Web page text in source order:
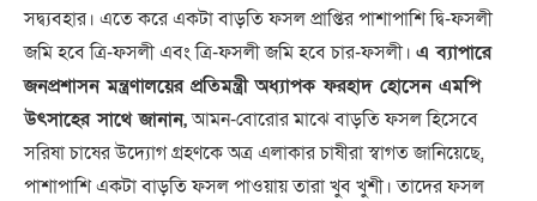
সদ্ব্যবহার। এতে করে একটা বাড়তি ফসল প্রাপ্তির পাশাপাশি দ্বি-ফসলী
জমি হবে ত্রি-ফসলী এবং ত্রি-ফসলী জমি হবে চার-ফসলী। এ ব্যাপারে
জনপ্রশাসন মন্ত্রণালয়ের প্রতিমন্ত্রী অধ্যাপক ফরহাদ হোসেন এমপি
উৎসাহের সাথে জানান,আমন-বোরোর মাঝে বাড়তি ফসল হিসেবে
সরিষা চাষের উদ্যোগ গ্রহণকে অত্র এলাকার চাষীরা স্বাগত জানিয়েছে,
পাশাপাশি একটা বাড়তি ফসল পাওয়ায় তারা খুব খুশী। তাদের ফসল